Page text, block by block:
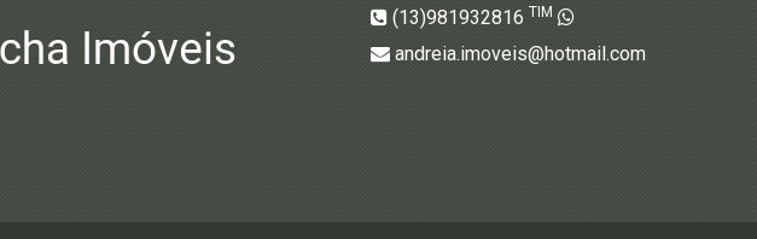
(13)981932816 TIM
andreia.imoveis@hotmail.com